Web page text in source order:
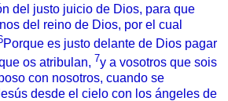
del justo juicio de Dios, para que
del reino de Dios, por el cual
Porque es justo delante de Dios pagar
os atribulan, 7y a vosotros que sois
con nosotros, cuando se
desde el cielo con los ángeles de